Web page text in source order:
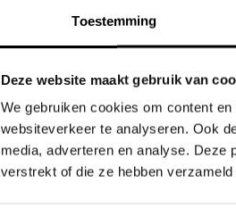
Toestemming
Deze website maakt gebruik van
We gebruiken cookies om content
websiteverkeer te analyseren. Ook
media, adverteren en analyse. Deze
verstrekt of die ze hebben
Lupines (Lupinus)
bloemen, en
aantrekkelijk voor